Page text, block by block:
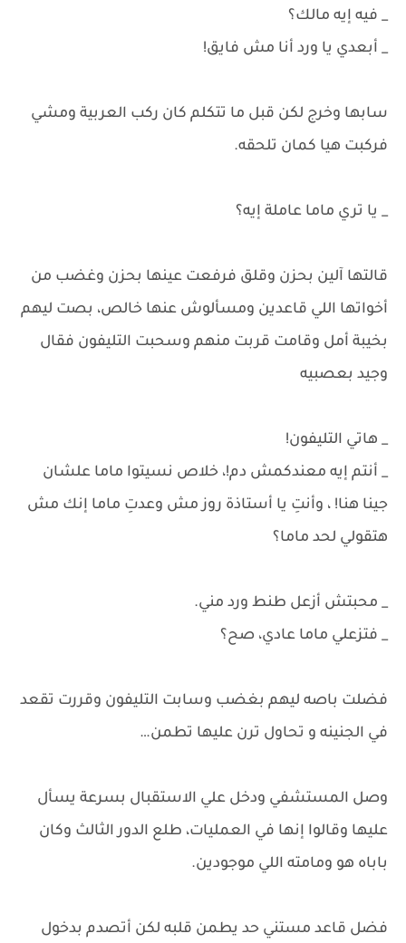
_ فيه إيه مالك؟
_ أبعدي يا ورد أنا مش فايق!
سابها وخرج لكن قبل ما تتكلم كان ركب العربية ومشي
فركبت هيا كمان تلحقه.
_ يا تري ماما عاملة إيه؟
قالتها آلين بحزن وقلق فرفعت عينها بحزن وغضب من
أخواتها اللي قاعدين ومسألوش عنها خالص، بصت ليهم
بخيبة أمل وقامت قربت منهم وسحبت التليفون فقال
وجيد بعصبيه
_ هاتي التليفون!
_ أنتم إيه معندكمش دم!، خلاص نسيتوا ماما علشان
جينا هنا! ، وأنتِ يا أستاذة روز مش وعدتِ ماما إنك مش
هتقولي لحد ماما؟
_ محبتش أزعل طنط ورد مني.
_ فتزعلي ماما عادي، صح؟
فضلت باصه ليهم بغضب وسابت التليفون وقررت تقعد
في الجنينه و تحاول ترن عليها تطمن…
وصل المستشفي ودخل علي الاستقبال بسرعة يسأل
عليها وقالوا إنها في العمليات، طلع الدور الثالث وكان
باباه هو ومامته اللي موجودين.
فضل قاعد مستني حد يطمن قلبه لكن أتصدم بدخول